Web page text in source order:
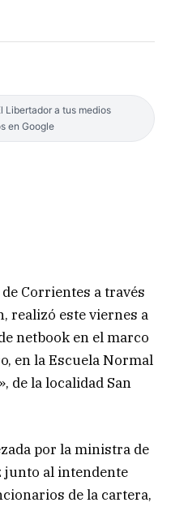
Libertador a tus medios
en Google
Corrientes a través
realizó este viernes a
netbook en el marco
en la Escuela Normal
de la localidad San
por la ministra de
junto al intendente
de la cartera,